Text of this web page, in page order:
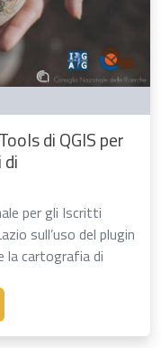
di QGIS per
per gli Iscritti
sull’uso del plugin
la cartografia di